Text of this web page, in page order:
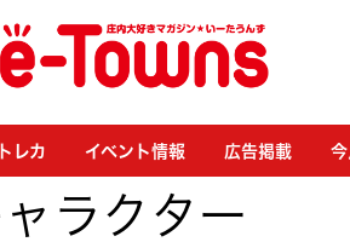
レカ イベント情報 広告掲載
ラクター